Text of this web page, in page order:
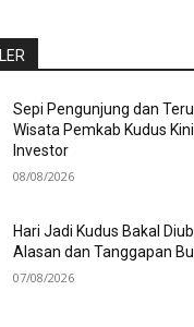
Sepi Pengunjung dan
Wisata Pemkab Kudus
Investor
08/08/2026
Hari Jadi Kudus Bakal
Alasan dan Tanggapan
07/08/2026